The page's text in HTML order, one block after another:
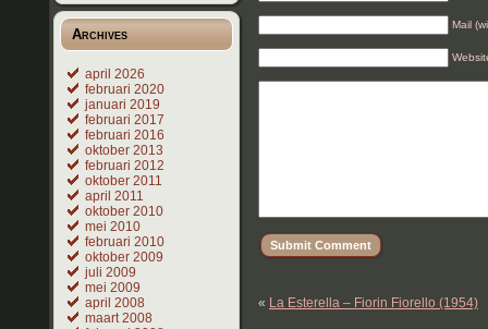
Archives
april 2026
februari 2020
januari 2019
februari 2017
februari 2016
oktober 2013
februari 2012
oktober 2011
april 2011
oktober 2010
mei 2010
februari 2010
oktober 2009
juli 2009
mei 2009
april 2008
maart 2008
Mail
« La Esterella – Fiorin Fiorello (1954)